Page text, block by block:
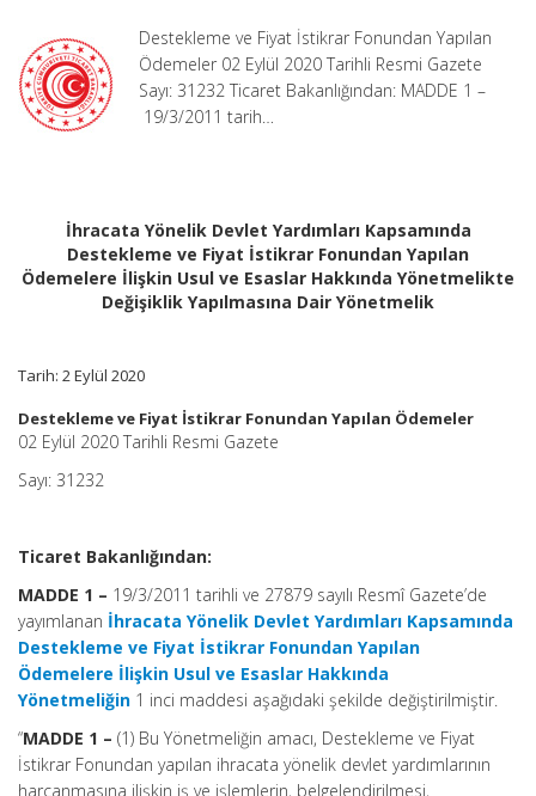
Yapılan
Ödemelere
İlişkin
Usul
ve
Dair
Yönetmelik
Ortalama
Okuma
Süresi:
11
Destekleme ve Fiyat İstikrar Fonundan Yapılan
Ödemeler 02 Eylül 2020 Tarihli Resmi Gazete
Sayı: 31232 Ticaret Bakanlığından: MADDE 1 –
19/3/2011 tarih…
İhracata Yönelik Devlet Yardımları Kapsamında
Destekleme ve Fiyat İstikrar Fonundan Yapılan
Ödemelere İlişkin Usul ve Esaslar Hakkında Yönetmelikte
Değişiklik Yapılmasına Dair Yönetmelik
Tarih: 2 Eylül 2020
Destekleme ve Fiyat İstikrar Fonundan Yapılan Ödemeler
02 Eylül 2020 Tarihli Resmi Gazete
Sayı: 31232
Ticaret Bakanlığından:
MADDE 1 – 19/3/2011 tarihli ve 27879 sayılı Resmî Gazete’de
yayımlanan İhracata Yönelik Devlet Yardımları Kapsamında
Destekleme ve Fiyat İstikrar Fonundan Yapılan
Ödemelere İlişkin Usul ve Esaslar Hakkında
Yönetmeliğin 1 inci maddesi aşağıdaki şekilde değiştirilmiştir.
“MADDE 1 – (1) Bu Yönetmeliğin amacı, Destekleme ve Fiyat
İstikrar Fonundan yapılan ihracata yönelik devlet yardımlarının
harcanmasına ilişkin iş ve işlemlerin, belgelendirilmesi,